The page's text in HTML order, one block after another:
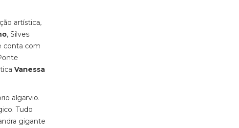
artística,
, Silves
conta com
Vanessa
algarvio.
Tudo
gigante